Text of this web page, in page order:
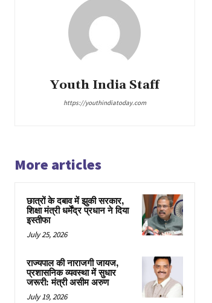
Youth India Staff
https://youthindiatoday.com
More articles
छात्रों के दबाव में झुकी सरकार,
शिक्षा मंत्री धर्मेंद्र प्रधान ने दिया
इस्तीफा
July 25, 2026
राज्यपाल की नाराजगी जायज,
प्रशासनिक व्यवस्था में सुधार
जरूरी: मंत्री असीम अरुण
July 19, 2026